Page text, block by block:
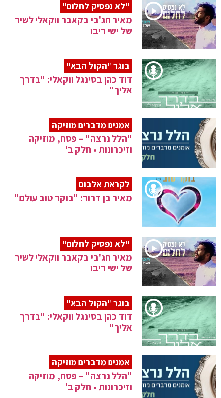
"לא נפסיק לחלום"
מאיר חג'בי בקאבר ווקאלי לשיר
של ישי ריבו
בוגר "הקול הבא"
דוד כהן בסינגל ווקאלי: "בדרך
אליך"
אמנים מדברים מוזיקה
"הלל נרצה" – פסח, מוזיקה
וזיכרונות • חלק ב'
לקראת אלבום
מאיר בן דרור: "בוקר טוב עולם"
"לא נפסיק לחלום"
מאיר חג'בי בקאבר ווקאלי לשיר
של ישי ריבו
בוגר "הקול הבא"
דוד כהן בסינגל ווקאלי: "בדרך
אליך"
אמנים מדברים מוזיקה
"הלל נרצה" – פסח, מוזיקה
וזיכרונות • חלק ב'